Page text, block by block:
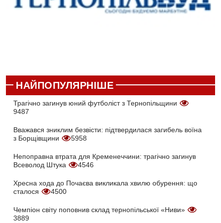
НАЙПОПУЛЯРНІШЕ
Трагічно загинув юний футболіст з Тернопільщини
9487
Вважався зниклим безвісти: підтвердилася загибель воїна
з Борщівщини
5958
Непоправна втрата для Кременеччини: трагічно загинув
Всеволод Штука
4546
Хресна хода до Почаєва викликала хвилю обурення: що
сталося
4500
Чемпіон світу поповнив склад тернопільської «Ниви»
3889